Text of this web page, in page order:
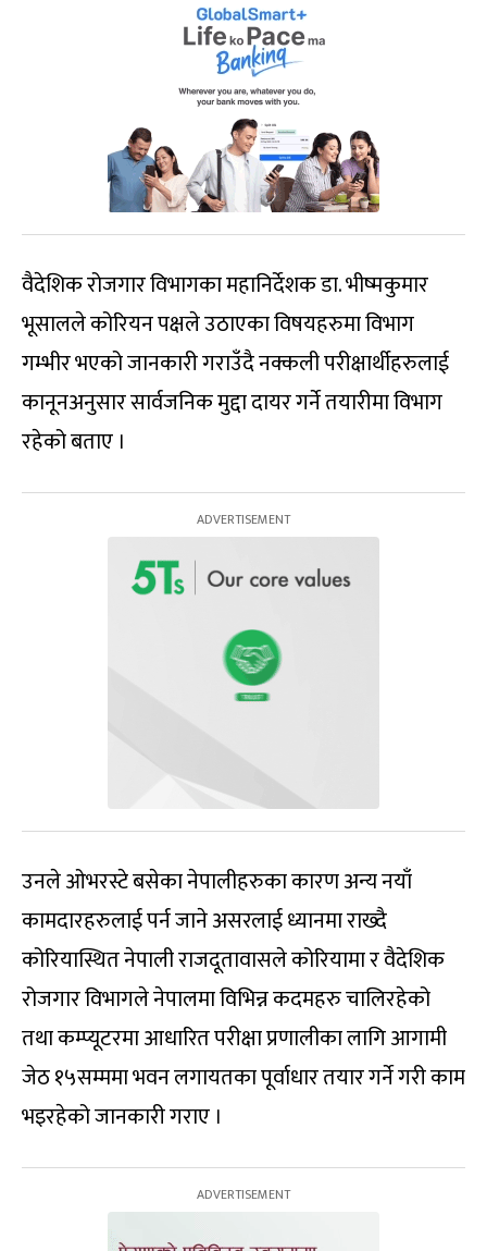
वैदेशिक रोजगार विभागका महानिर्देशक डा. भीष्मकुमार
भूसालले कोरियन पक्षले उठाएका विषयहरुमा विभाग
गम्भीर भएको जानकारी गराउँदै नक्कली परीक्षार्थीहरुलाई
कानूनअनुसार सार्वजनिक मुद्दा दायर गर्ने तयारीमा विभाग
रहेको बताए ।
उनले ओभरस्टे बसेका नेपालीहरुका कारण अन्य नयाँ
कामदारहरुलाई पर्न जाने असरलाई ध्यानमा राख्दै
कोरियास्थित नेपाली राजदूतावासले कोरियामा र वैदेशिक
रोजगार विभागले नेपालमा विभिन्न कदमहरु चालिरहेको
तथा कम्प्यूटरमा आधारित परीक्षा प्रणालीका लागि आगामी
जेठ १५सम्ममा भवन लगायतका पूर्वाधार तयार गर्ने गरी काम
भइरहेको जानकारी गराए ।